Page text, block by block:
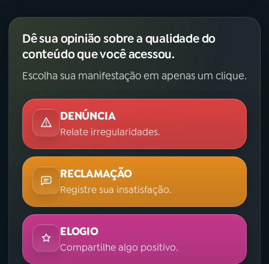
Dê sua opinião sobre a qualidade do
conteúdo que você acessou.
Escolha sua manifestação em apenas um clique.
DENÚNCIA
Relate irregularidades.
RECLAMAÇÃO
Registre sua insatisfação.
ELOGIO
Compartilhe algo positivo.